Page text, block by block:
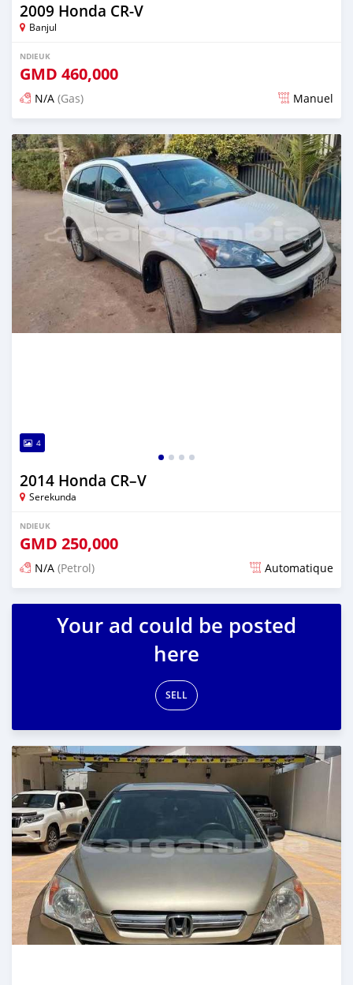
2009 Honda CR-V
Banjul
NDIEUK
GMD 460,000
N/A (Gas) Manuel
Dougal na niou ko depuis 12 months
4
2014 Honda CR–V
Serekunda
NDIEUK
GMD 250,000
N/A (Petrol) Automatique
Dougal na niou ko depuis over 1 years
Your ad could be posted
here
SELL